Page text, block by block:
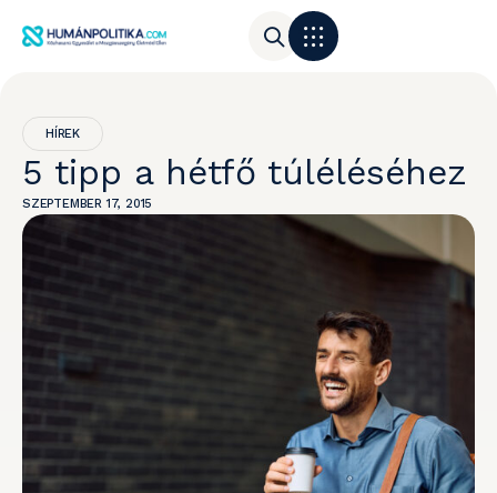
HÍREK
5 tipp a hétfő túléléséhez
SZEPTEMBER 17, 2015